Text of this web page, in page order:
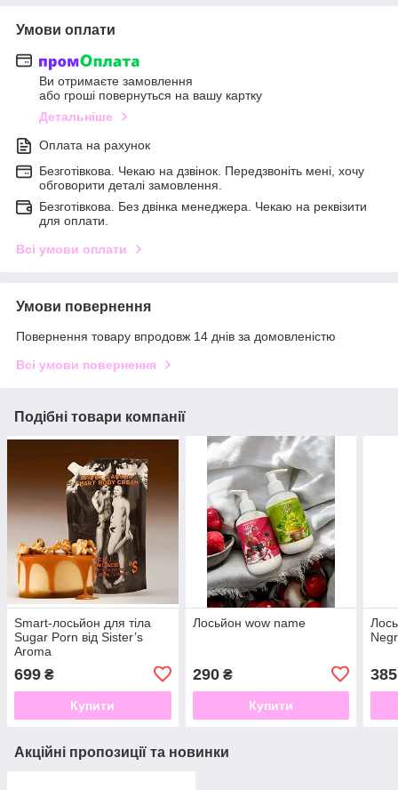
Умови оплати
Ви отримаєте замовлення
або гроші повернуться на вашу картку
Детальніше
Оплата на рахунок
Безготівкова. Чекаю на дзвінок. Передзвоніть мені, хочу
обговорити деталі замовлення.
Безготівкова. Без двінка менеджера. Чекаю на реквізити
для оплати.
Всі умови оплати
Умови повернення
Повернення товару впродовж 14 днів за домовленістю
Всі умови повернення
Подібні товари компанії
Smart-лосьйон для тіла
Sugar Porn від Sister’s
Aroma
699 ₴
Купити
Лосьйон wow name
290₴
Купити
385
Акційні пропозиції та новинки